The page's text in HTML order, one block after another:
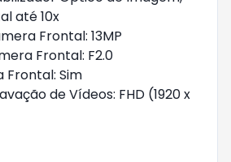
até 10x
Frontal: 13MP
Frontal: F2.0
Frontal: Sim
de Vídeos: FHD (1920 x